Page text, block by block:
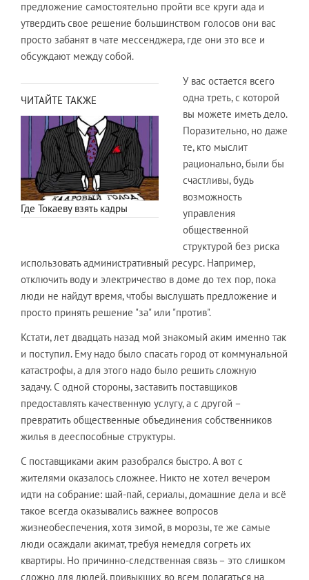
предложение самостоятельно пройти все круги ада и
утвердить свое решение большинством голосов они вас
просто забанят в чате мессенджера, где они это все и
обсуждают между собой.
ЧИТАЙТЕ ТАКЖЕ
Где Токаеву взять кадры
У вас остается всего
одна треть, с которой
вы можете иметь дело.
Поразительно, но даже
те, кто мыслит
рационально, были бы
счастливы, будь
возможность
управления
общественной
структурой без риска
использовать административный ресурс. Например,
отключить воду и электричество в доме до тех пор, пока
люди не найдут время, чтобы выслушать предложение и
просто принять решение "за" или "против".
Кстати, лет двадцать назад мой знакомый аким именно так
и поступил. Ему надо было спасать город от коммунальной
катастрофы, а для этого надо было решить сложную
задачу. С одной стороны, заставить поставщиков
предоставлять качественную услугу, а с другой –
превратить общественные объединения собственников
жилья в дееспособные структуры.
С поставщиками аким разобрался быстро. А вот с
жителями оказалось сложнее. Никто не хотел вечером
идти на собрание: шай-пай, сериалы, домашние дела и всё
такое всегда оказывались важнее вопросов
жизнеобеспечения, хотя зимой, в морозы, те же самые
люди осаждали акимат, требуя немедля согреть их
квартиры. Но причинно-следственная связь – это слишком
сложно для людей, привыкших во всем полагаться на